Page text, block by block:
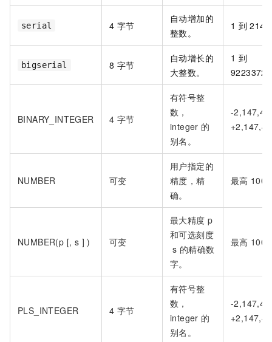
serial 4 字节
自动增加的
整数。
1 到
bigserial 8 字节
自动增长的
大整数。
1 到
BINARY_INTEGER 4 字节
有符号整
数，
integer 的
别名。
-
NUMBER 可变
用户指定的
精度，精
确。
最高 1000
NUMBER(p [, s ] ) 可变
最大精度 p
和可选刻度
s 的精确数
字。
最高 1000
PLS_INTEGER 4 字节
有符号整
数，
integer 的
别名。
-